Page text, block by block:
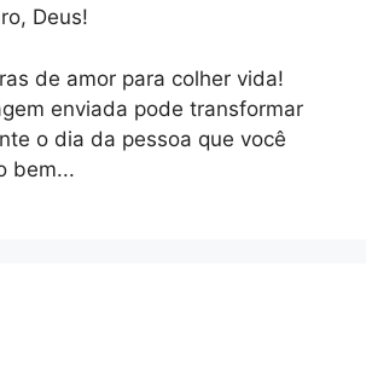
Deus!
de amor para colher vida!
enviada pode transformar
o dia da pessoa que você
bem...